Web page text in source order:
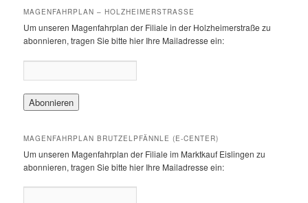
MAGENFAHRPLAN – HOLZHEIMERSTRASSE
Um unseren Magenfahrplan der Filiale in der Holzheimerstraße zu
abonnieren, tragen Sie bitte hier Ihre Mailadresse ein:
MAGENFAHRPLAN BRUTZELPFÄNNLE (E-CENTER)
Um unseren Magenfahrplan der Filiale im Marktkauf Eislingen zu
abonnieren, tragen Sie bitte hier Ihre Mailadresse ein: